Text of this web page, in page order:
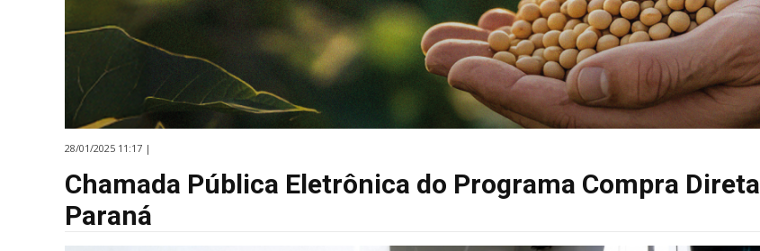
28/01/2025 11:17 |
Chamada Pública Eletrônica do Programa Compra Direta
Paraná